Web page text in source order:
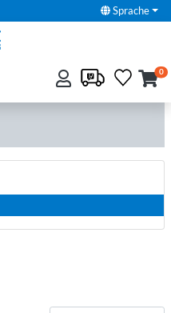
Sprache
0